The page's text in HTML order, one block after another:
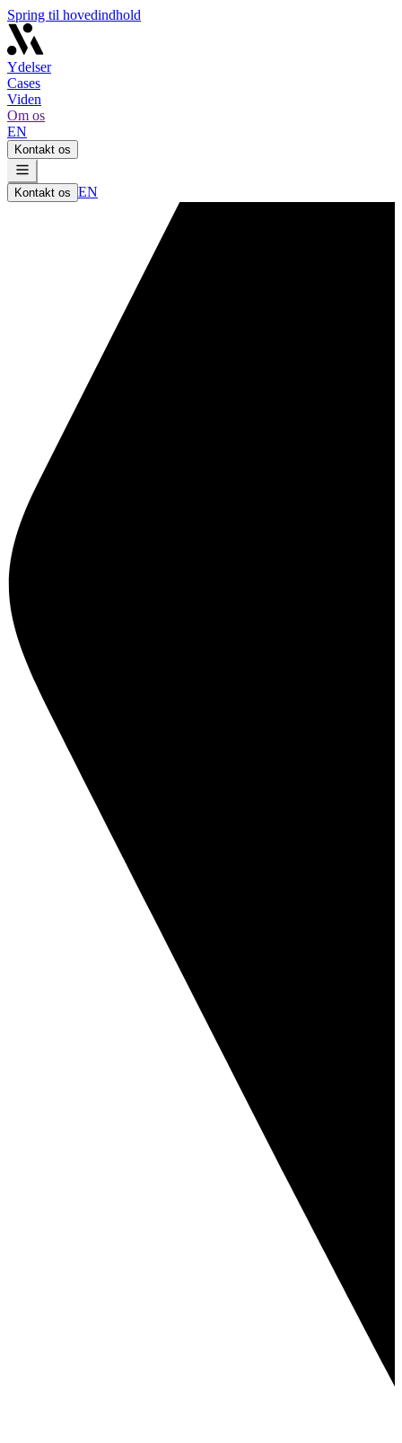
Spring til hovedindhold
Ydelser
Cases
Viden
Om os
EN
Kontakt os
Kontakt os EN